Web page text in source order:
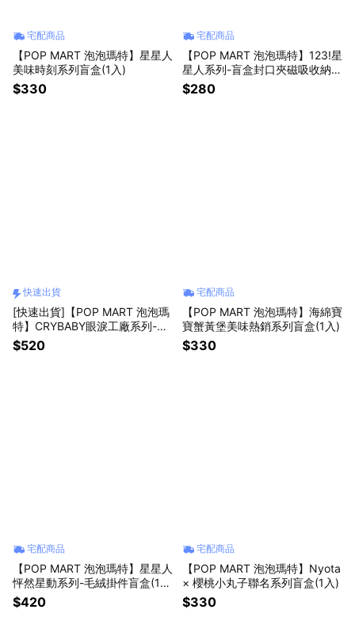
宅配商品
【POP MART 泡泡瑪特】星星人
美味時刻系列盲盒(1入)
$330
宅配商品
【POP MART 泡泡瑪特】123!星
星人系列-盲盒封口夾磁吸收納盒
套組(1入)
$280
快速出貨
[快速出貨]【POP MART 泡泡瑪
特】CRYBABY眼淚工廠系列-耳
機包(哭哭熊)(含運費)
$520
宅配商品
【POP MART 泡泡瑪特】海綿寶
寶蟹黃堡美味熱銷系列盲盒(1入)
$330
宅配商品
【POP MART 泡泡瑪特】星星人
怦然星動系列-毛絨掛件盲盒(1
入)
$420
宅配商品
【POP MART 泡泡瑪特】Nyota
× 櫻桃小丸子聯名系列盲盒(1入)
$330